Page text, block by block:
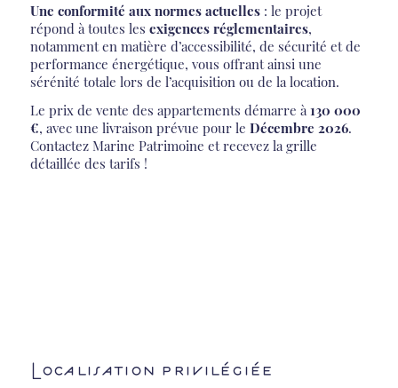
Une conformité aux normes actuelles: le projet
répond à toutes les exigences réglementaires,
notamment en matière d’accessibilité, de sécurité et de
performance énergétique, vous offrant ainsi une
sérénité totale lors de l’acquisition ou de la location.
Le prix de vente des appartements démarre à130 000
€, avec une livraison prévue pour le Décembre 2026.
Contactez Marine Patrimoine et recevez la grille
détaillée des tarifs !
Localisation privilégiée